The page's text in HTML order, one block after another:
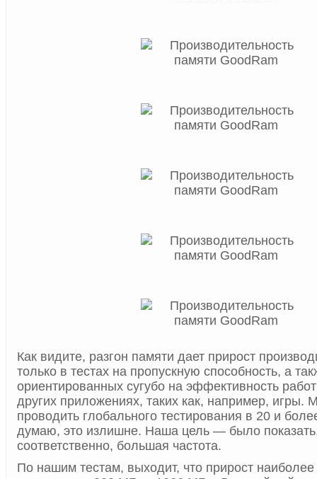
Как видите, разгон памяти дает прирост
только в тестах на пропускную способность, а
ориентированных сугубо на эффективность
других приложениях, таких как, например, игры.
проводить глобального тестирования в 20 и
думаю, это излишне. Наша цель — было показать,
соответственно, большая частота.
По нашим тестам, выходит, что прирост